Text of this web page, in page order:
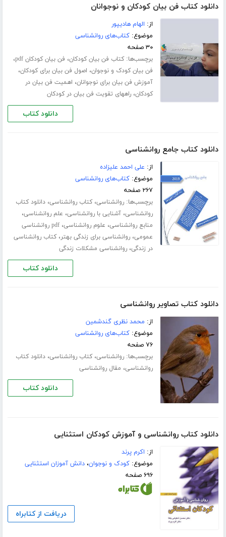
دانلود کتاب فن بیان کودکان و نوجوانان
از: الهام هادیپور
موضوع:کتاب‌های روانشناسی
۳۰ صفحه
برچسب‌ها:کتاب فن بیان کودکان، فن بیان کودکان pdf ،
فن بیان کودک و نوجوان، اصول فن بیان برای کودکان،
آموزش فن بیان برای نوجوانان، اهمیت فن بیان در
کودکان،راههای تقویت فن بیان در کودکان
دانلود کتاب
دانلود کتاب جامع روانشناسی
از: علی احمد علیزاده
موضوع:کتاب‌های روانشناسی
۲۶۷ صفحه
برچسب‌ها:روانشناسی،کتاب روانشناسی،دانلود کتاب
روانشناسی،آشنایی با روانشناسی، علم روانشناسی،
منابع روانشناسی، علوم روانشناسی،
pdf روانشناسی
عمومی،روانشناسی برای زندگی بهتر،کتاب روانشناسی
در زندگی،روانشناسی مشکلات زندگی
دانلود کتاب
دانلود کتاب تصاویر روانشناسی
از: محمد نظری گندشمین
موضوع:کتاب‌های روانشناسی
۷۶ صفحه
برچسب‌ها:روانشناسی،کتاب روانشناسی،دانلود کتاب
روانشناسی، مقال روانشناسی
دانلود کتاب
دانلود کتاب روانشناسی و آموزش کودکان استثنایی
از: اکرم پرند
موضوع:کودک و نوجوان،دانش آموزان استثنایی
۶۹۶ صفحه
دریافت از کتابراه